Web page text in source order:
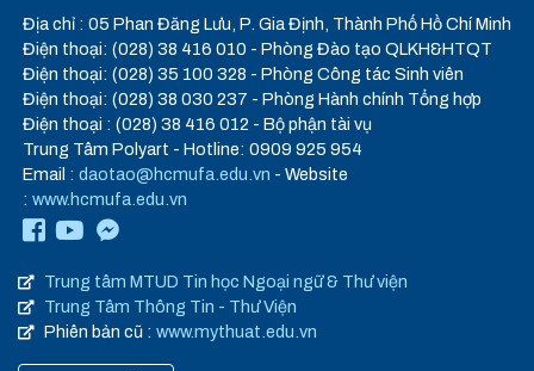
Địa chỉ : 05 Phan Đăng Lưu, P. Gia Định, Thành Phố Hồ Chí Minh
Điện thoại: (028) 38 416 010 - Phòng Đào tạo QLKH&HTQT
Điện thoại: (028) 35 100 328 - Phòng Công tác Sinh viên
Điện thoại: (028) 38 030 237 - Phòng Hành chính Tổng hợp
Điện thoại : (028) 38 416 012 - Bộ phận tài vụ
Trung Tâm Polyart - Hotline: 0909 925 954
Email : daotao@hcmufa.edu.vn - Website
: www.hcmufa.edu.vn
Trung tâm MTUD Tin học Ngoại ngữ & Thư viện
Trung Tâm Thông Tin - Thư Viện
Phiên bản cũ : www.mythuat.edu.vn